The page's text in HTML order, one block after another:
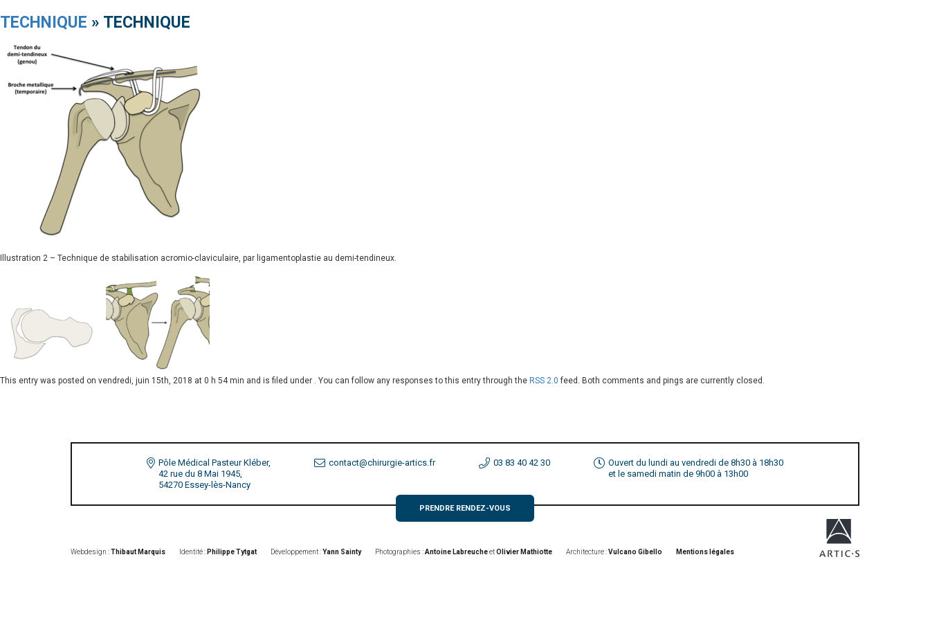
TECHNIQUE » TECHNIQUE
Illustration 2 – Technique de stabilisation acromio-claviculaire, par ligamentoplastie au demi-tendineux.
This entry was posted on vendredi, juin 15th, 2018 at 0 h 54 min and is filed under . You can follow any responses to this entry through the RSS 2.0 feed. Both comments and pings are currently closed.
Pôle Médical Pasteur Kléber,
42 rue du 8 Mai 1945,
54270 Essey-lès-Nancy
contact@chirurgie-artics.fr 03 83 40 42 30
Ouvert du lundi au vendredi de 8h30 à 18h30
et le samedi matin de 9h00 à 13h00
PRENDRE RENDEZ-VOUS
Webdesign :Thibaut Marquis Identité : Philippe Tytgat Développement :Yann Sainty Photographies :Antoine LabreucheetOlivier Mathiotte Architecture :Vulcano Gibello Mentions légales